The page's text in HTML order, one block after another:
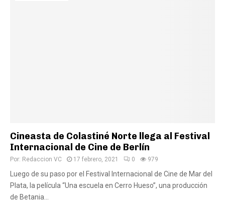
Cineasta de Colastiné Norte llega al Festival
Internacional de Cine de Berlín
Por: Redaccion VC 17 febrero, 2021 0 979
Luego de su paso por el Festival Internacional de Cine de Mar del
Plata, la película “Una escuela en Cerro Hueso”, una producción
de Betania...